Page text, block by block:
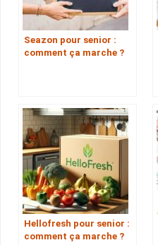
Seazon pour senior :
comment ça marche ?
Hellofresh pour senior :
comment ça marche ?